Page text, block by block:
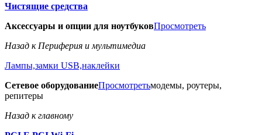
Чистящие средства
Аксессуары и опции для ноутбуковПросмотреть
Назад к Периферия и мультимедиа
Лампы,замки USB,наклейки
Сетевое оборудованиеПросмотретьмодемы, роутеры,
репитеры
Назад к главному